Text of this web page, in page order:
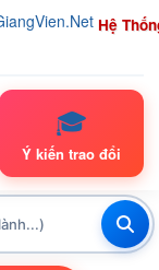
Hệ
🎓
Ý kiến trao đổi